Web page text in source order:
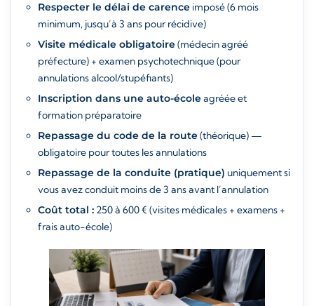
Respecter le délai de carence imposé (6 mois
minimum, jusqu’à 3 ans pour récidive)
Visite médicale obligatoire(médecin agréé
préfecture) + examen psychotechnique (pour
annulations alcool/stupéfiants)
Inscription dans une auto-écoleagréée et
formation préparatoire
Repassage du code de la route(théorique) —
obligatoire pour toutes les annulations
Repassage de la conduite (pratique) uniquement si
vous avez conduit moins de 3 ans avant l’annulation
Coût total : 250 à 600 € (visites médicales + examens +
frais auto-école)